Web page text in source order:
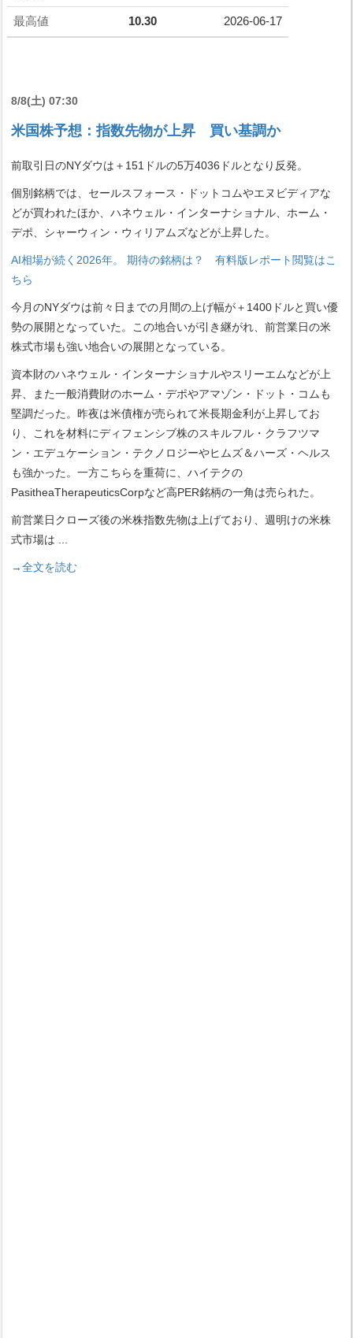
最高値 10.30 2026-06-17
8/8(土) 07:30
米国株予想：指数先物が上昇 買い基調か
前取引日のNYダウは＋151ドルの5万4036ドルとなり反発。
個別銘柄では、セールスフォース・ドットコムやエヌビディアな
どが買われたほか、ハネウェル・インターナショナル、ホーム・
デポ、シャーウィン・ウィリアムズなどが上昇した。
AI相場が続く2026年。 期待の銘柄は？ 有料版レポート閲覧はこ
ちら
今月のNYダウは前々日までの月間の上げ幅が＋1400ドルと買い優
勢の展開となっていた。この地合いが引き継がれ、前営業日の米
株式市場も強い地合いの展開となっている。
資本財のハネウェル・インターナショナルやスリーエムなどが上
昇、また一般消費財のホーム・デポやアマゾン・ドット・コムも
堅調だった。昨夜は米債権が売られて米長期金利が上昇してお
り、これを材料にディフェンシブ株のスキルフル・クラフツマ
ン・エデュケーション・テクノロジーやヒムズ＆ハーズ・ヘルス
も強かった。一方こちらを重荷に、ハイテクの
PasitheaTherapeuticsCorpなど高PER銘柄の一角は売られた。
前営業日クローズ後の米株指数先物は上げており、週明けの米株
式市場は
→全文を読む